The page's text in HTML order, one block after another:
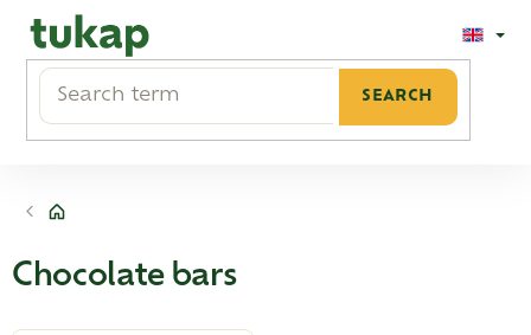
content
SEARCH
Home
Chocolate bars